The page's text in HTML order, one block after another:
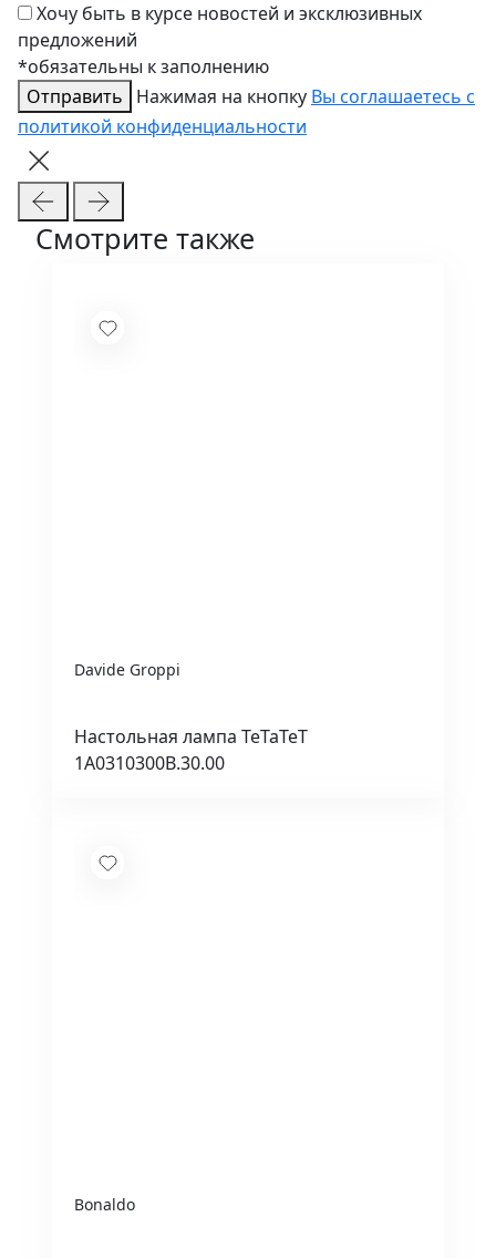
Хочу быть в курсе новостей и эксклюзивных
предложений
*обязательны к заполнению
Отправить
Нажимая на кнопку Вы соглашаетесь с
политикой конфиденциальности
Смотрите также
Davide Groppi
Настольная лампа TeTaTeT
1A0310300B.30.00
Bonaldo